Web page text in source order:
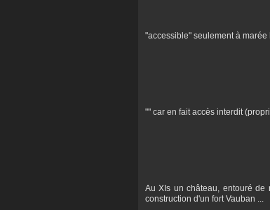
"accessible" seulement à marée
"" car en fait accès interdit
Au XIs un château, entouré
construction d'un fort Vauban ...